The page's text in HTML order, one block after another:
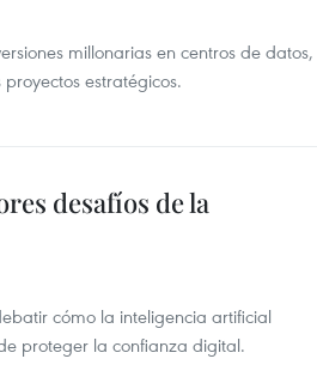
millonarias en centros de datos,
estratégicos.
desafíos de la
cómo la inteligencia artificial
proteger la confianza digital.